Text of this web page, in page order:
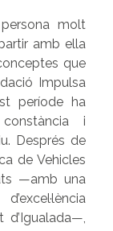
molt
amb ella
que
Impulsa
període ha
i
Després de
de Vehicles
—amb una